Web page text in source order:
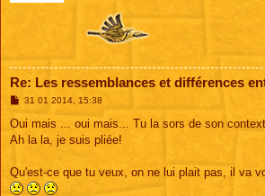
Re: Les ressemblances et différences
M
s
a
31 01 2014, 15:38
Oui mais ... oui mais... Tu la sors de son
Ah la la, je suis pliée!
Qu'est-ce que tu veux, on ne lui plait pas, il va